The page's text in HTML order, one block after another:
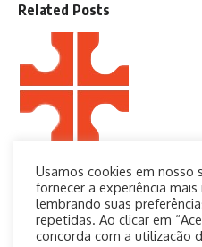
Related Posts
29 de março de 2026
Usamos cookies em nosso
fornecer a experiência mais
lembrando suas
repetidas. Ao clicar em
concorda com a utilização